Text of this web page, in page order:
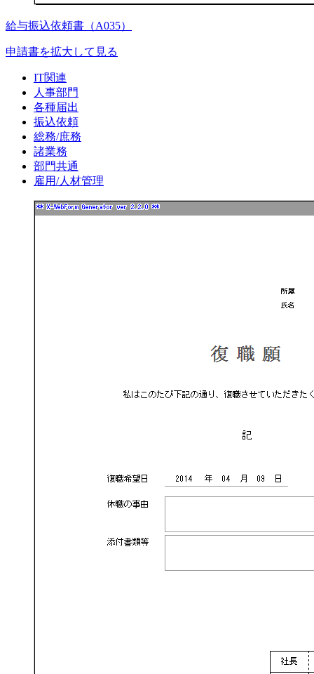
給与振込依頼書（A035）
申請書を拡大して見る
IT関連
人事部門
各種届出
振込依頼
総務/庶務
諸業務
部門共通
雇用/人材管理